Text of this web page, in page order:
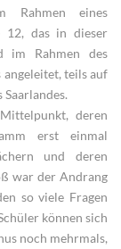
Rahmen eines
12, das in dieser
im Rahmen des
teils auf
deren
erst einmal
und deren
war der Andrang
so viele Fragen
können sich
noch mehrmals,